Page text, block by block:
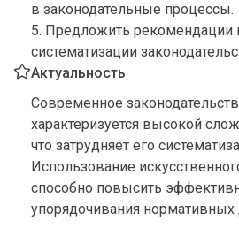
в законодательные процессы.
5. Предложить рекомендации
систематизации
Актуальность
Современное
характеризуется высокой
что затрудняет его
Использование
способно повысить
упорядочивания нормативных